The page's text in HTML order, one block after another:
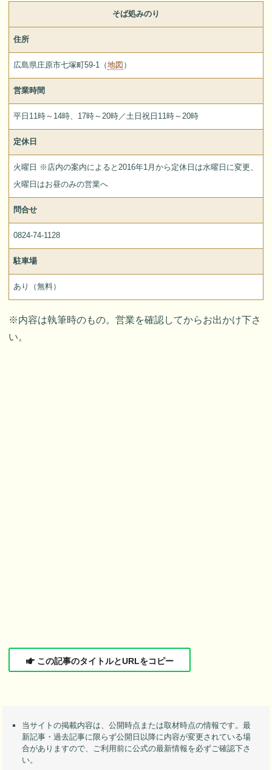
そば処みのり
住所
広島県庄原市七塚町59-1（地図 ）
営業時間
平日11時～14時、17時～20時／土日祝日11時～20時
定休日
火曜日 ※店内の案内によると2016年1月から定休日は水曜日に変更、
火曜日はお昼のみの営業へ
問合せ
0824-74-1128
駐車場
あり（無料）
※内容は執筆時のもの。営業を確認してからお出かけ下さ
い。
この記事のタイトルとURLをコピー
当サイトの掲載内容は、公開時点または取材時点の情報です。最
新記事・過去記事に限らず公開日以降に内容が変更されている場
合がありますので、ご利用前に公式の最新情報を必ずご確認下さ
い。